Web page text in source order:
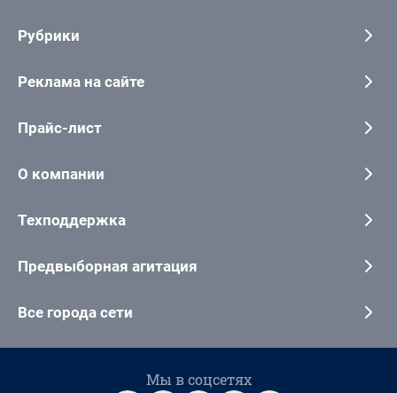
Рубрики
Реклама на сайте
Прайс-лист
О компании
Техподдержка
Предвыборная агитация
Все города сети
Мы в соцсетях